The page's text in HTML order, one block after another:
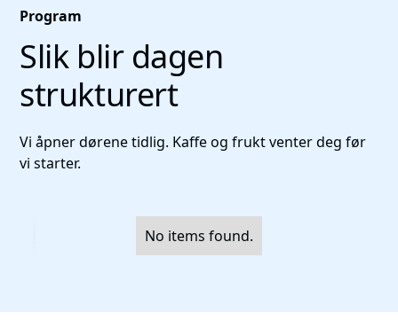
Program
Slik blir dagen
strukturert
Vi åpner dørene tidlig. Kaffe og frukt venter deg før
vi starter.
No items found.